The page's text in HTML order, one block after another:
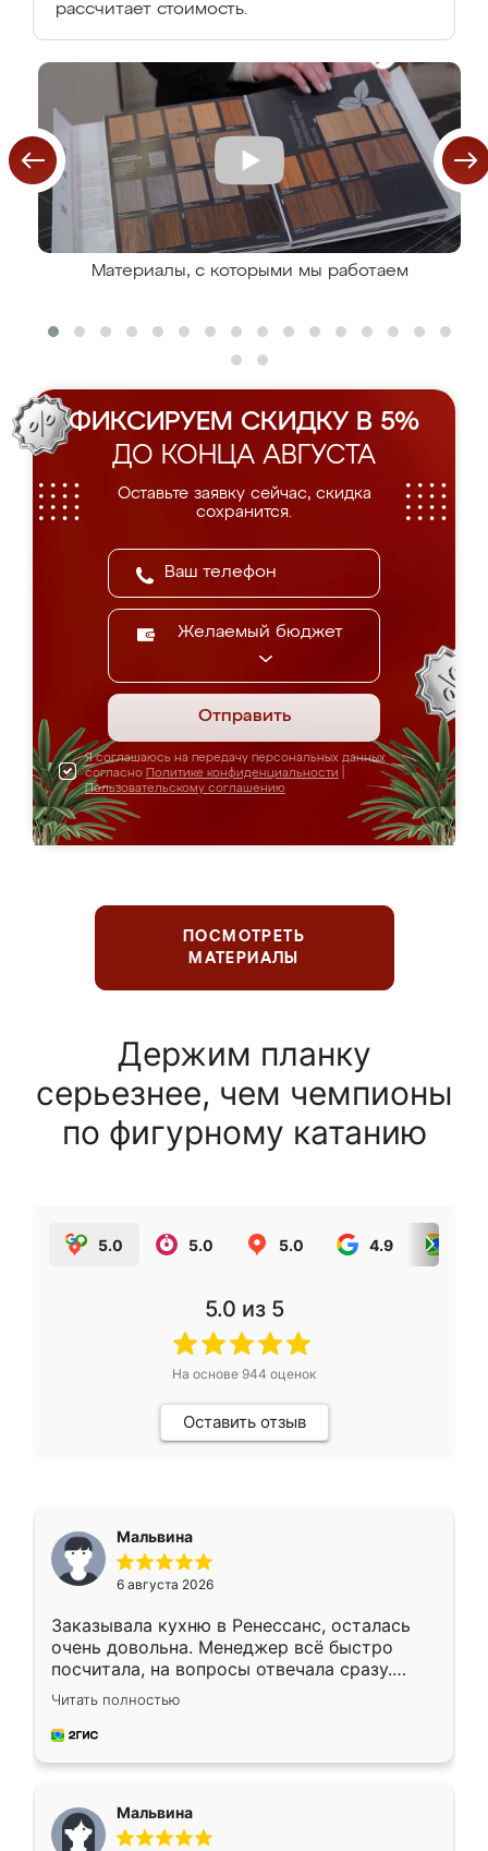
рассчитает стоимость.
Материалы, с которыми мы работаем
ФИКСИРУЕМ СКИДКУ В 5%
ДО КОНЦА АВГУСТА
Оставьте заявку сейчас, скидка
сохранится.
Желаемый бюджет
Отправить
Я соглашаюсь на передачу персональных данных
согласно Политике конфиденциальности
Пользовательскому соглашению
ПОСМОТРЕТЬ
МАТЕРИАЛЫ
Держим планку
серьезнее, чем чемпионы
по фигурному катанию
5.0 5.0 5.0 4.9
5.0 из 5
На основе 944 оценок
Оставить отзыв
Мальвина
6 августа 2026
Заказывала кухню в Ренессанс, осталась
очень довольна. Менеджер всё быстро
посчитала, на вопросы отвечала сразу.
Замерщик приехал в субботу, подошёл к
делу со всей ответственностью. Собрали
за день, ребята работали аккуратно, даже
Читать полностью
Мальвина